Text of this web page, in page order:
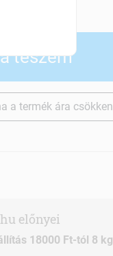
teszem
a termék ára csökken
előnyei
18000 Ft-tól 8 kg